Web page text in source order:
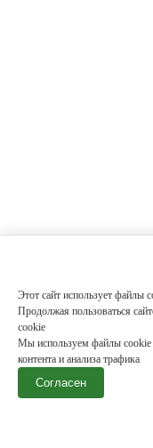
Этот сайт использует файлы
Продолжая пользоваться
cookie
Мы используем файлы cookie
контента и анализа трафика
Согласен